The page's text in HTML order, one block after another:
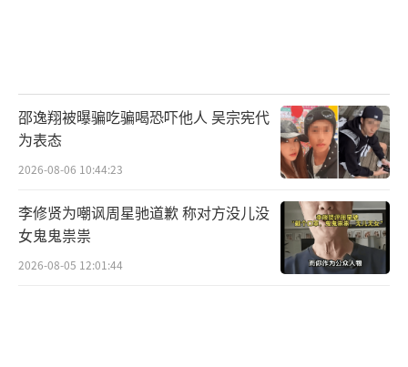
扮演者白红标、铁锹的扮演者大斌哥、钱多多
的扮演者斯力更、大杂院老板娘的扮演者唐
可、崔斌的饰演者侯乐天也悉数到场，共同为
真实敢拍的现实犯罪爽片《三叉戟》由引
力影视投资有限公司、岩上影业（海南）有限
邵逸翔被曝骗吃骗喝恐吓他人 吴宗宪代
为表态
2026-08-06 10:44:23
李修贤为嘲讽周星驰道歉 称对方没儿没
女鬼鬼祟祟
2026-08-05 12:01:44